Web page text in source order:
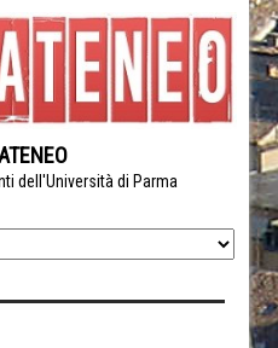
dell'Università di Parma